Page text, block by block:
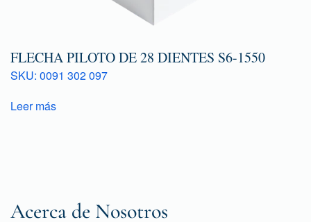
FLECHA PILOTO DE 28 DIENTES S6-1550
SKU: 0091 302 097
Leer más
Acerca de Nosotros